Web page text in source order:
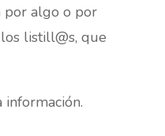
por algo o por
listill@s, que